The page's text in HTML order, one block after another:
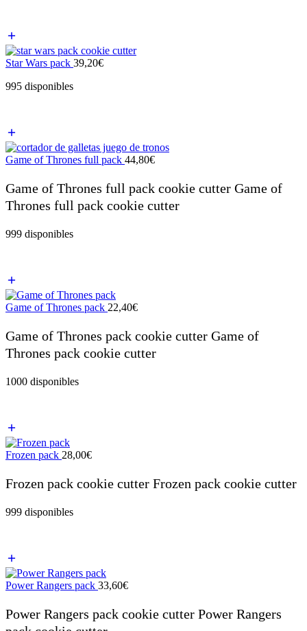
Star Wars pack 39,20€
995 disponibles
Game of Thrones full pack 44,80€
Game of Thrones full pack cookie cutter Game of
Thrones full pack cookie cutter
999 disponibles
Game of Thrones pack 22,40€
Game of Thrones pack cookie cutter Game of
Thrones pack cookie cutter
1000 disponibles
Frozen pack 28,00€
Frozen pack cookie cutter Frozen pack cookie cutter
999 disponibles
Power Rangers pack 33,60€
Power Rangers pack cookie cutter Power Rangers